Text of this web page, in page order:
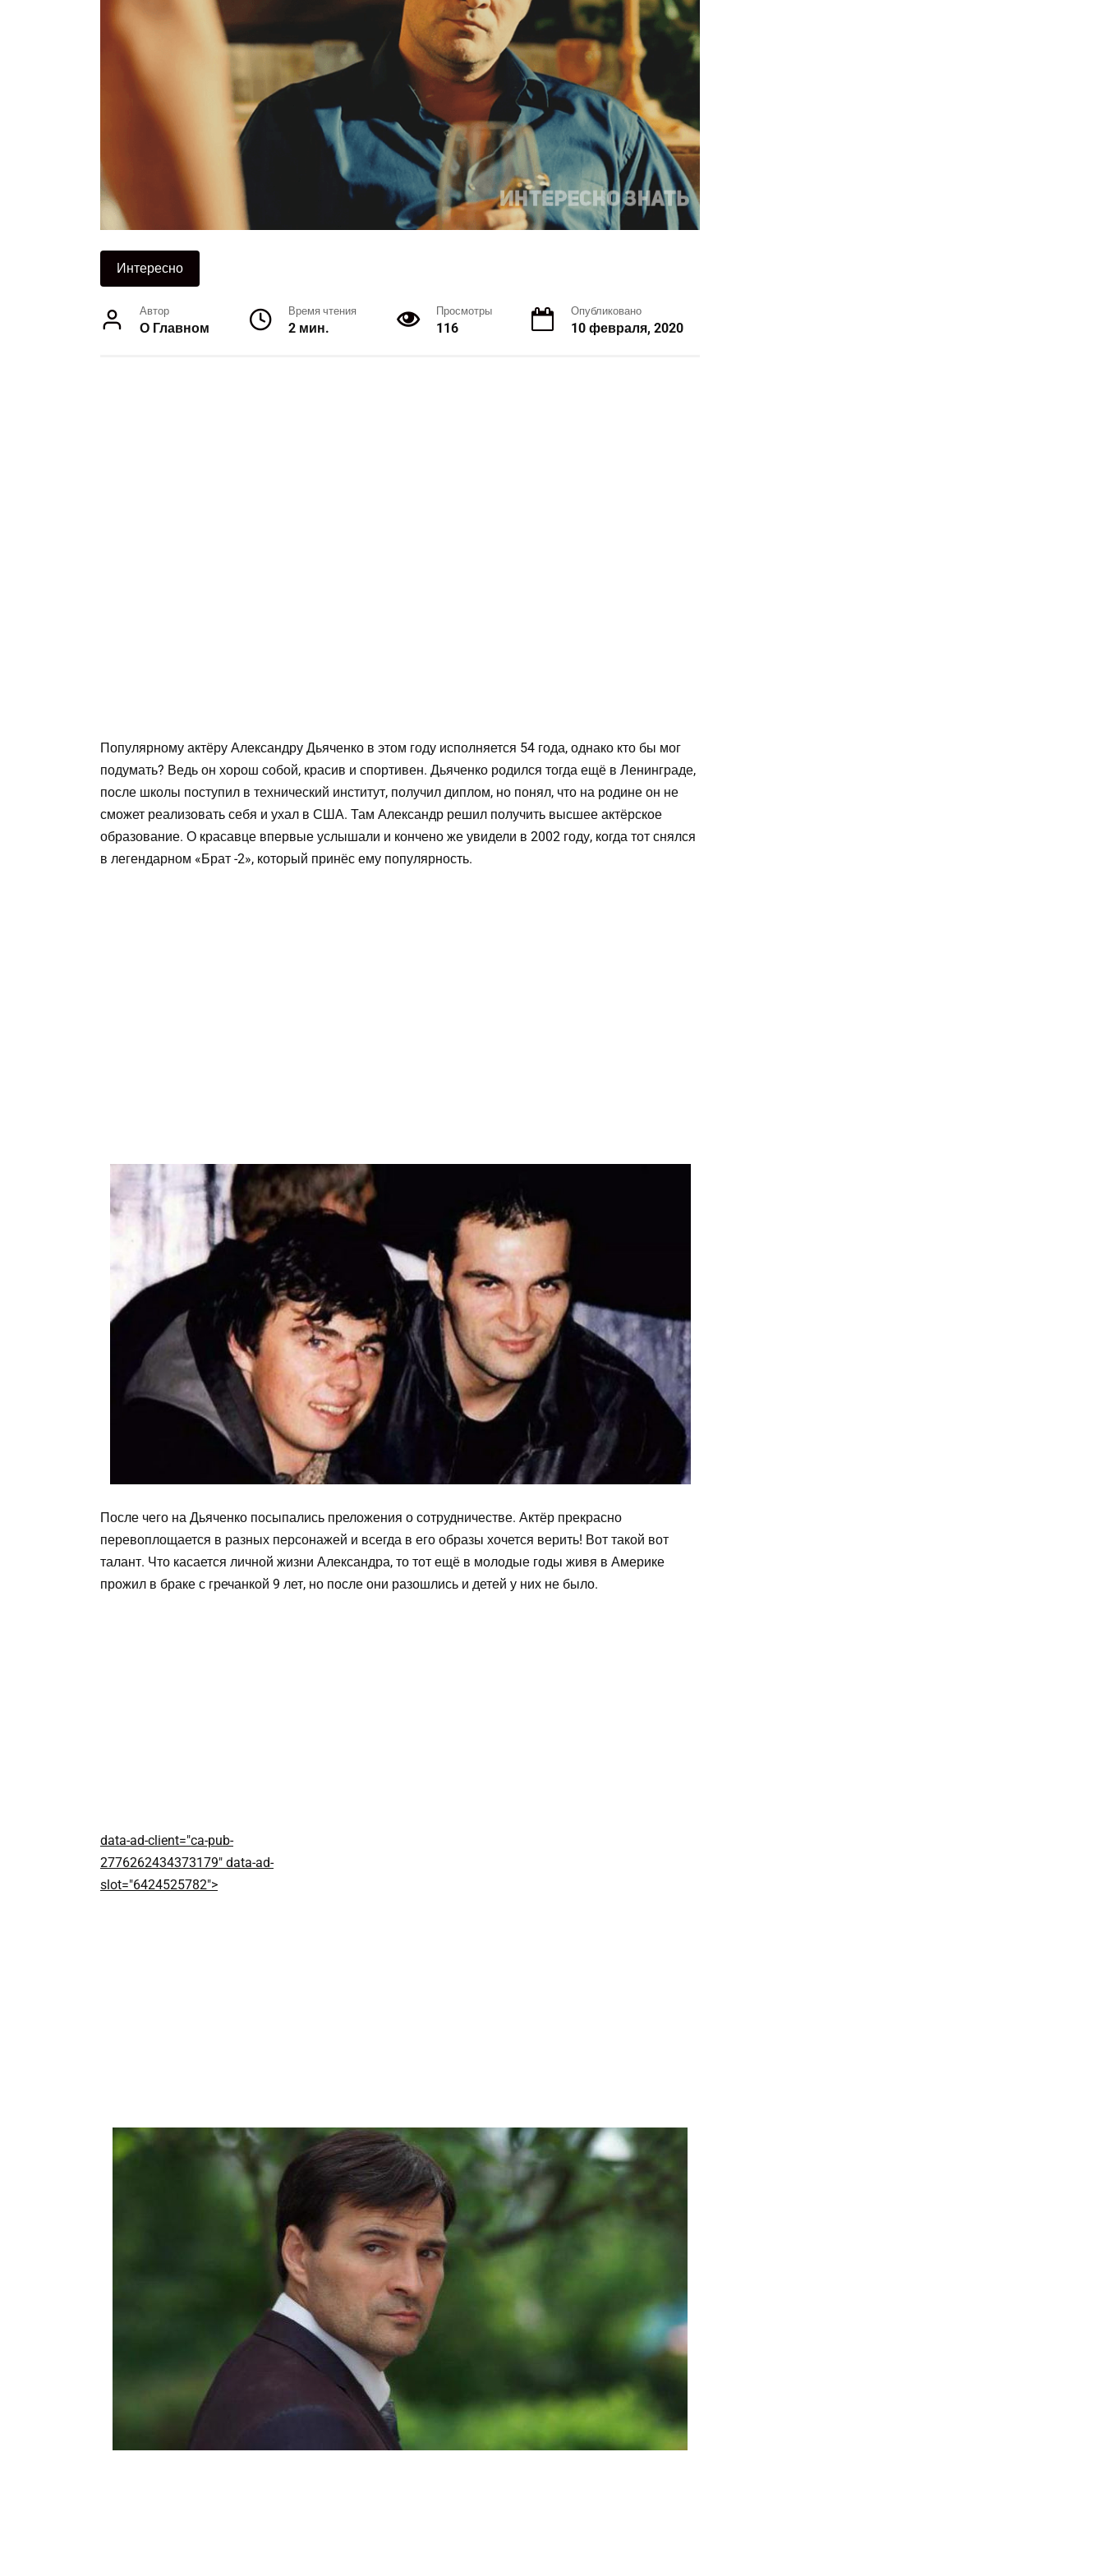
Интересно
Автор
О Главном
Время чтения
2 мин.
Просмотры
116
Опубликовано
10 февраля, 2020
Популярному актёру Александру Дьяченко в этом году исполняется 54 года, однако кто бы мог
подумать? Ведь он хорош собой, красив и спортивен. Дьяченко родился тогда ещё в Ленинграде,
после школы поступил в технический институт, получил диплом, но понял, что на родине он не
сможет реализовать себя и ухал в США. Там Александр решил получить высшее актёрское
образование. О красавце впервые услышали и кончено же увидели в 2002 году, когда тот снялся
в легендарном «Брат -2», который принёс ему популярность.
После чего на Дьяченко посыпались преложения о сотрудничестве. Актёр прекрасно
перевоплощается в разных персонажей и всегда в его образы хочется верить! Вот такой вот
талант. Что касается личной жизни Александра, то тот ещё в молодые годы живя в Америке
прожил в браке с гречанкой 9 лет, но после они разошлись и детей у них не было.
data-ad-client="ca-pub-
2776262434373179" data-ad-
slot="6424525782">